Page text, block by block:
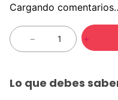
Cargando
＋
－
Lo que debes